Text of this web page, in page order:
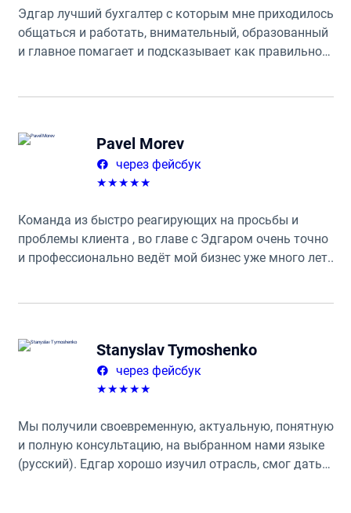
Эдгар лучший бухгалтер с которым мне приходилось
общаться и работать, внимательный, образованный
и главное помагает и подсказывает как правильно
Pavel Morev
через фейсбук
★★★★★
Команда из быстро реагирующих на просьбы и
проблемы клиента , во главе с Эдгаром очень точно
и профессионально ведёт мой бизнес уже много лет.
Stanyslav Tymoshenko
через фейсбук
★★★★★
Мы получили своевременную, актуальную, понятную
и полную консультацию, на выбранном нами языке
(русский). Едгар хорошо изучил отрасль, смог дать